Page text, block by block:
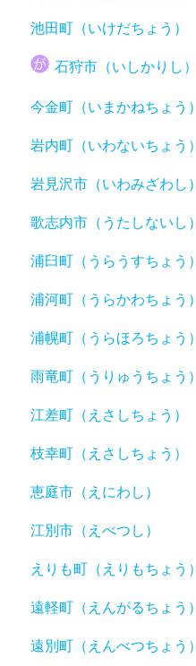
池田町（いけだちょう）
石狩市（いしかりし）
今金町（いまかねちょう）
岩内町（いわないちょう）
岩見沢市（いわみざわし）
歌志内市（うたしないし）
浦臼町（うらうすちょう）
浦河町（うらかわちょう）
浦幌町（うらほろちょう）
雨竜町（うりゅうちょう）
江差町（えさしちょう）
枝幸町（えさしちょう）
恵庭市（えにわし）
江別市（えべつし）
えりも町（えりもちょう）
遠軽町（えんがるちょう）
遠別町（えんべつちょう）